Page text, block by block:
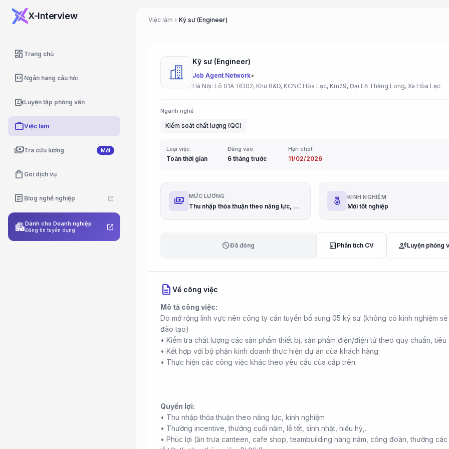
X-Interview
dashboard Trang chủ
code_blocks Ngân hàng câu hỏi
video_camera_frontLuyện tập phỏng vấn
workViệc làm
paymentsTra cứu lương Mới
shopping_bag Gói dịch vụ
article Blog nghề nghiệp open_in_new
apartmentDành cho Doanh nghiệp
Đăng tin tuyển dụng open_in_new
Việc làm chevron_right Kỹ sư (Engineer)
Kỹ sư (Engineer)
Job Agent Network•
Hà Nội: Lô 01A-RD02, Khu R&D, KCNC Hòa Lạc, Km29, Đại Lộ Thăng Long, Xã Hòa Lạc
Ngành nghề
Kiểm soát chất lượng (QC)
Loại việc
Toàn thời gian
Đăng vào
6 tháng trước
Hạn chót
11/02/2026
payments MỨC LƯƠNG
Thu nhập thỏa thuận theo năng lực, kinh nghiệm
KINH NGHIỆM
Mới tốt nghiệp
blockĐã đóng analytics Phân tích CV record_voice_overLuyện phỏng
description Về công việc
Mô tả công việc:
Do mở rộng lĩnh vực nên công ty cần tuyển bổ sung 05 kỹ sư (không có kinh nghiệm
đào tạo)
• Kiểm tra chất lượng các sản phẩm thiết bị, sản phẩm điện/điện tử theo quy chuẩn, tiêu
• Kết hợp với bộ phận kinh doanh thực hiện dự án của khách hàng
• Thực hiện các công việc khác theo yêu cầu của cấp trên.
Quyền lợi:
• Thu nhập thỏa thuận theo năng lực, kinh nghiệm
• Thưởng incentive, thưởng cuối năm, lễ tết, sinh nhật, hiếu hỷ,..
• Phúc lợi (ăn trưa canteen, cafe shop, teambuilding hàng năm, công đoàn, thưởng